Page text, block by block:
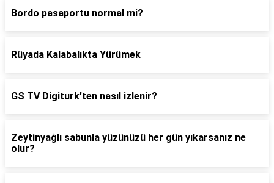
Bordo pasaportu normal mi?
Rüyada Kalabalıkta Yürümek
GS TV Digiturk'ten nasıl izlenir?
Zeytinyağlı sabunla yüzünüzü her gün yıkarsanız ne
olur?